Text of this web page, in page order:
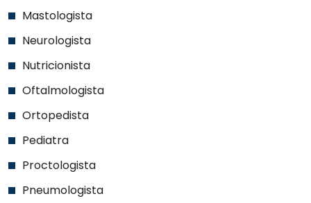
Mastologista
Neurologista
Nutricionista
Oftalmologista
Ortopedista
Pediatra
Proctologista
Pneumologista